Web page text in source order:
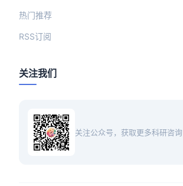
热门推荐
RSS订阅
关注我们
关注公众号，获取更多科研咨询